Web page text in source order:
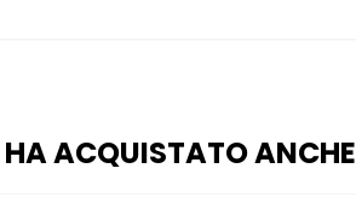
ACQUISTATO ANCHE